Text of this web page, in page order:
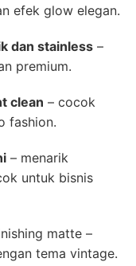
efek glow elegan.
dan stainless –
premium.
clean – cocok
fashion.
– menarik
untuk bisnis
matte –
tema vintage.